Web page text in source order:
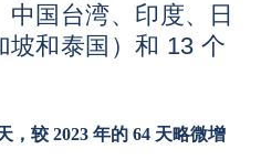
中国台湾、印度、日
坡和泰国）和 13 个
，较 2023 年的 64 天略微增